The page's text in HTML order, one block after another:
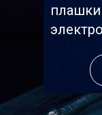
плашки